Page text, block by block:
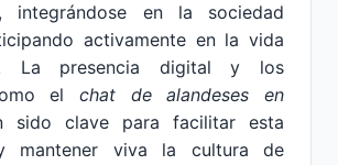
integrándose en la sociedad
activamente en la vida
La presencia digital y los
el chat de alandeses en
sido clave para facilitar esta
mantener viva la cultura de